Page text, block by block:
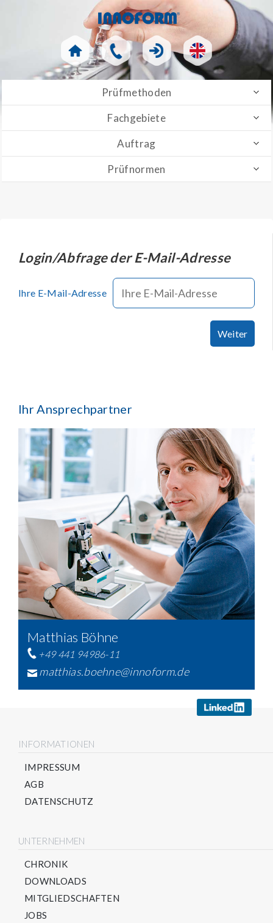
Prüfmethoden
Fachgebiete
Auftrag
Prüfnormen
Login/Abfrage der E-Mail-Adresse
Ihre E-Mail-Adresse
Weiter
Ihr Ansprechpartner
Matthias Böhne
+49 441 94986-11
matthias.boehne@innoform.de
INFORMATIONEN
IMPRESSUM
AGB
DATENSCHUTZ
UNTERNEHMEN
CHRONIK
DOWNLOADS
MITGLIEDSCHAFTEN
JOBS